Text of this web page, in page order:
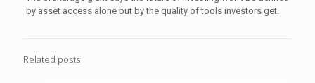
by asset access alone but by the quality of tools investors get.
Related posts